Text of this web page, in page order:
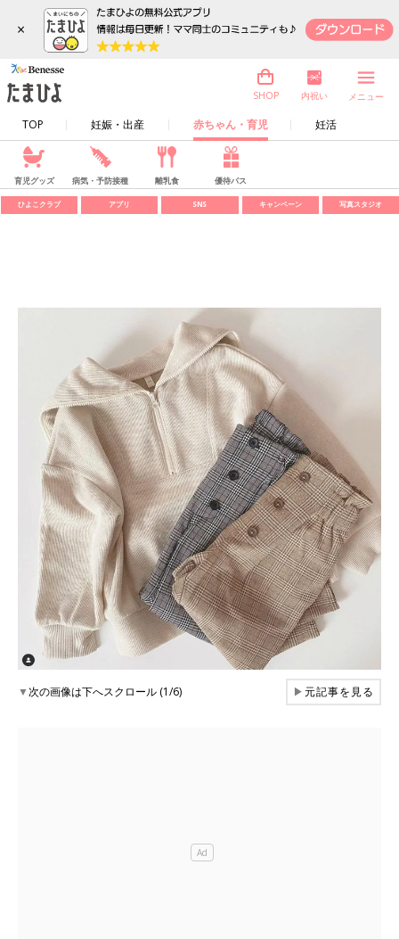
×
TOP 妊娠・出産 赤ちゃん・育児 妊活
SHOP 内祝い メニュー
育児グッズ 病気・予防接種 離乳食 優待パス
ひよこクラブ アプリ SNS キャンペーン 写真スタジオ
▼次の画像は下へスクロール (1/6) ▶元記事を見る